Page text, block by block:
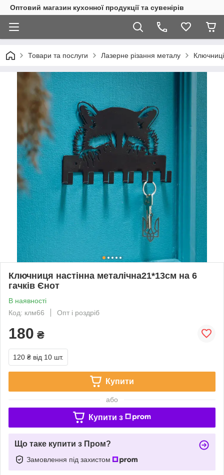
Оптовий магазин кухонної продукції та сувенірів
Товари та послуги Лазерне різання металу
Ключниця настінна металічна21*13см на 6
гачків Єнот
В наявності
Код: клм66
Опт і роздріб
180 ₴
120 ₴ від 10 шт.
Купити
або
Купити з
Що таке купити з Пром?
Замовлення під захистом